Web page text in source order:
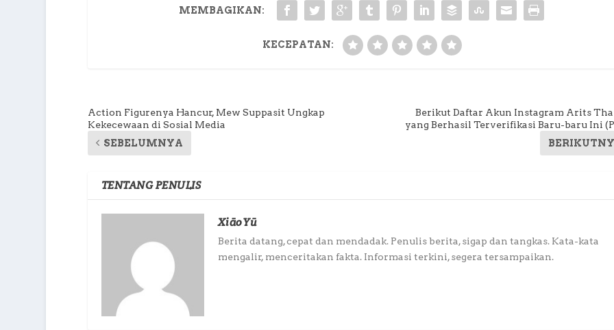
MEMBAGIKAN:
KECEPATAN:
Action Figurenya Hancur, Mew Suppasit Ungkap
Kekecewaan di Sosial Media
SEBELUMNYA
Berikut Daftar Akun Instagram Arits
yang Berhasil Terverifikasi Baru-baru Ini
TENTANG PENULIS
XiāoYū
Berita datang, cepat dan mendadak. Penulis berita, sigap dan tangkas. Kata-kata
mengalir, menceritakan fakta. Informasi terkini, segera tersampaikan.